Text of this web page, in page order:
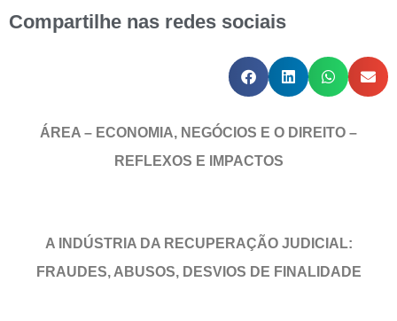
Compartilhe nas redes sociais
ÁREA – ECONOMIA, NEGÓCIOS E O DIREITO –
REFLEXOS E IMPACTOS
A INDÚSTRIA DA RECUPERAÇÃO JUDICIAL:
FRAUDES, ABUSOS, DESVIOS DE FINALIDADE